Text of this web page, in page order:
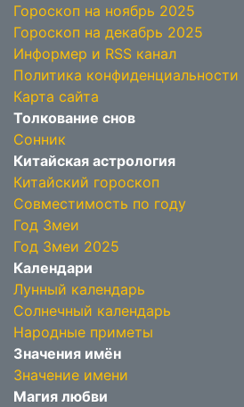
Гороскоп на ноябрь 2025
Гороскоп на декабрь 2025
Информер и RSS канал
Политика конфиденциальности
Карта сайта
Толкование снов
Сонник
Китайская астрология
Китайский гороскоп
Совместимость по году
Год Змеи
Год Змеи 2025
Календари
Лунный календарь
Солнечный календарь
Народные приметы
Значения имён
Значение имени
Магия любви